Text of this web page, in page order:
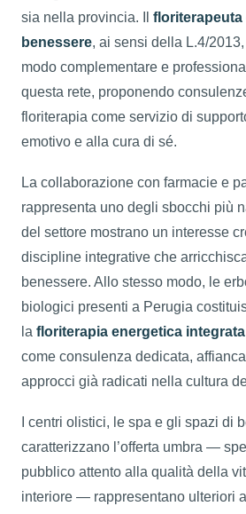
sia nella provincia. Il floriterapeuta
benessere, ai sensi della L.4/
modo complementare e
questa rete, proponendo
floriterapia come servizio di
emotivo e alla cura di sé.
La collaborazione con farmacie e
rappresenta uno degli sbocchi più
del settore mostrano un interesse
discipline integrative che
benessere. Allo stesso modo, le
biologici presenti a Perugia
la floriterapia energetica integrata
come consulenza dedicata,
approcci già radicati nella cultura
I centri olistici, le spa e gli spazi di
caratterizzano l’offerta umbra —
pubblico attento alla qualità della
interiore — rappresentano ulteriori